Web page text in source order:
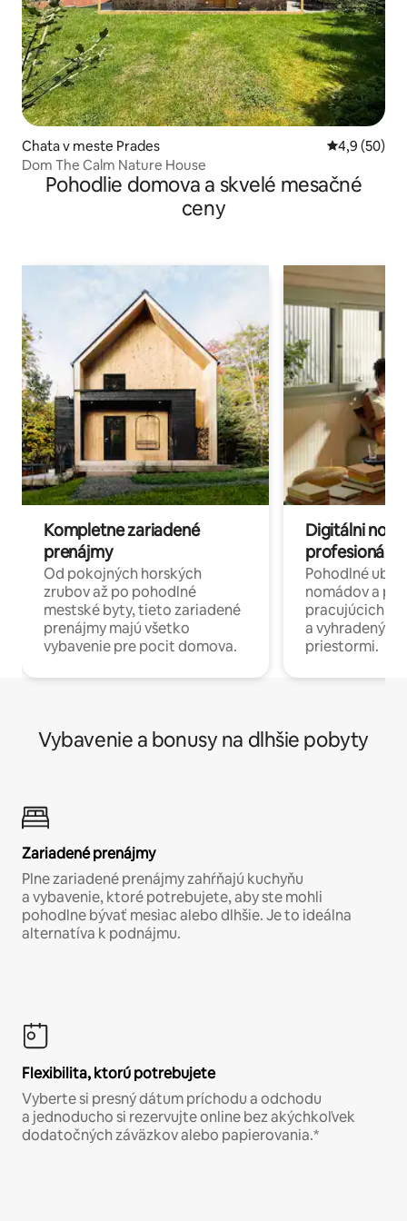
Chata v meste Prades Priemerné
4,9 (50)
Dom The Calm Nature House
Pohodlie domova a skvelé mesačné
ceny
Kompletne zariadené
prenájmy
Od pokojných horských
zrubov až po pohodlné
mestské byty, tieto zariadené
prenájmy majú všetko
vybavenie pre pocit domova.
Digitálni
profesionáli
Pohodlné
nomádov a
pracujúcich
a
priestormi.
Vybavenie a bonusy na dlhšie pobyty
Zariadené prenájmy
Plne zariadené prenájmy zahŕňajú kuchyňu
a vybavenie, ktoré potrebujete, aby ste mohli
pohodlne bývať mesiac alebo dlhšie. Je to ideálna
alternatíva k podnájmu.
Flexibilita, ktorú potrebujete
Vyberte si presný dátum príchodu a odchodu
a jednoducho si rezervujte online bez akýchkoľvek
dodatočných záväzkov alebo papierovania.*